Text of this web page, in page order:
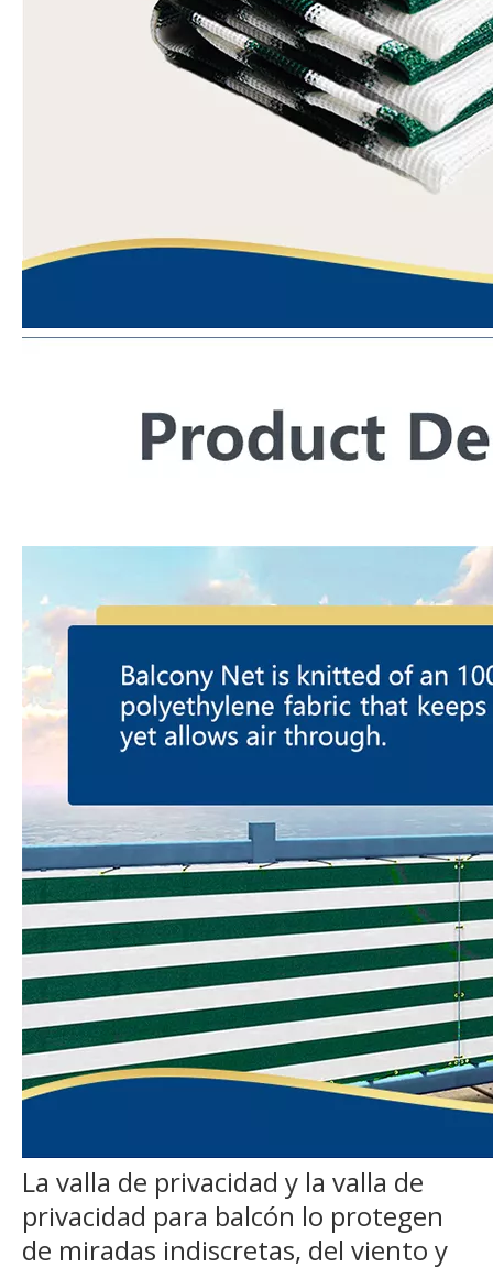
La valla de privacidad y la valla de
privacidad para balcón lo protegen
de miradas indiscretas, del viento y